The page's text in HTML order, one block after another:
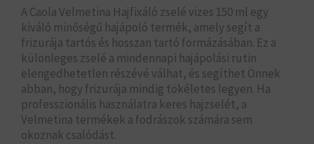
A Caola Velmetina Hajfixáló zselé vizes 150 ml egy
kiváló minőségű hajápoló termék, amely segít a
frizurája tartós és hosszan tartó formázásában. Ez a
különleges zselé a mindennapi hajápolási rutin
elengedhetetlen részévé válhat, és segíthet Önnek
abban, hogy frizurája mindig tökéletes legyen. Ha
professzionális használatra keres hajzselét, a
Velmetina termékek a fodrászok számára sem
okoznak csalódást.